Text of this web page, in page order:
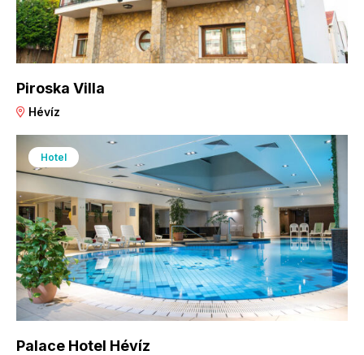
Piroska Villa
Hévíz
Hotel
Palace Hotel Hévíz